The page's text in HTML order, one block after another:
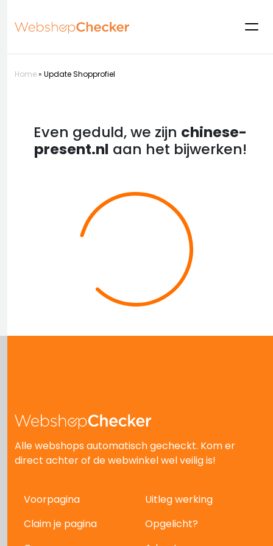
Home» Update Shopprofiel
Even geduld, we zijn chinese-
present.nl aan het bijwerken!
Alle webshops automatisch gecheckt. Kom er
direct achter of de webwinkel wel veilig is!
Voorpagina
Uitleg werking
Claim je pagina
Opgelicht?